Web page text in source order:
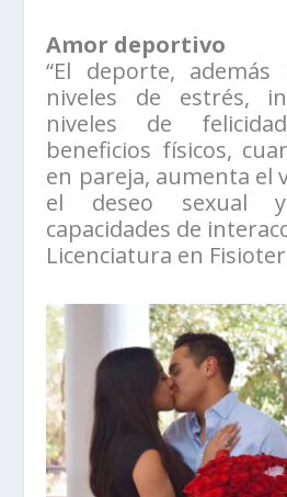
Amor deportivo
“El deporte,
niveles de estrés,
niveles de
beneficios físicos,
en pareja, aumenta el
el deseo sexual
capacidades de
Licenciatura en